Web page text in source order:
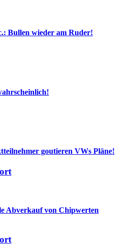
Bullen wieder am Ruder!
goutieren VWs Pläne!
Abverkauf von Chipwerten